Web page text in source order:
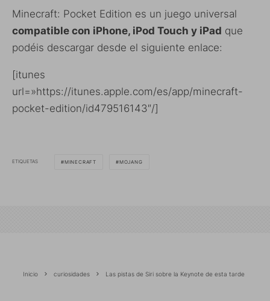
Minecraft: Pocket Edition es un juego universal
compatible con iPhone, iPod Touch y iPad que
podéis descargar desde el siguiente enlace:
[itunes
url=»https://itunes.apple.com/es/app/minecraft-
pocket-edition/id479516143″/]
ETIQUETAS MINECRAFT MOJANG
Inicio curiosidades Las pistas de Siri sobre la Keynote de esta tarde